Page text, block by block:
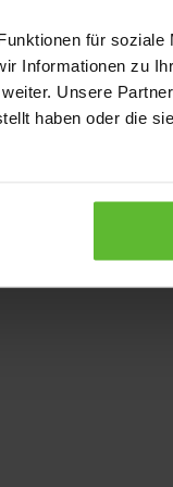
für soziale
Informationen zu
Unsere
haben oder die
(see the